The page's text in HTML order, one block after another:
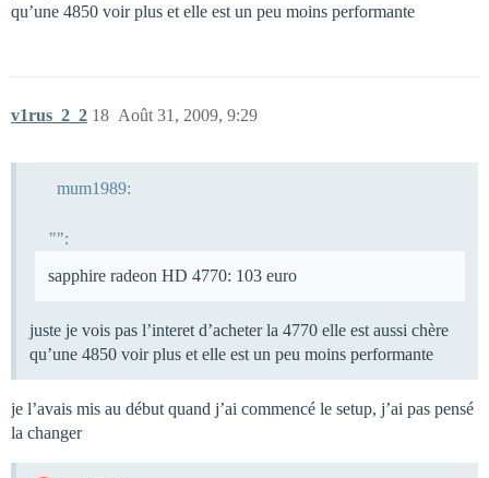
qu’une 4850 voir plus et elle est un peu moins performante
v1rus_2_2 Août 31, 2009, 9:29
18
mum1989:
"":
sapphire radeon HD 4770: 103 euro
juste je vois pas l’interet d’acheter la 4770 elle est aussi chère
qu’une 4850 voir plus et elle est un peu moins performante
je l’avais mis au début quand j’ai commencé le setup, j’ai pas pensé
la changer